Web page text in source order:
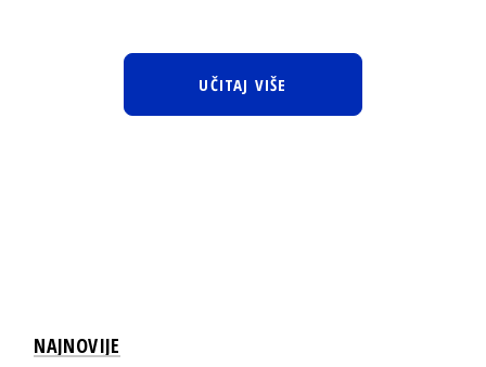
UČITAJ VIŠE
NAJNOVIJE